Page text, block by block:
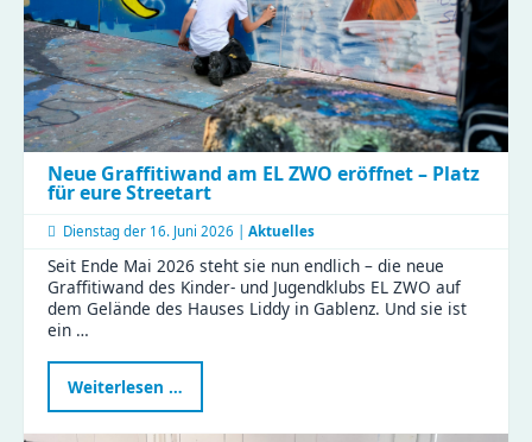
Neue Graffitiwand am EL ZWO eröffnet – Platz
für eure Streetart
Dienstag der 16. Juni 2026 | Aktuelles
Seit Ende Mai 2026 steht sie nun endlich – die neue
Graffitiwand des Kinder- und Jugendklubs EL ZWO auf
dem Gelände des Hauses Liddy in Gablenz. Und sie ist
ein …
Weiterlesen …
Graffitiwand
am